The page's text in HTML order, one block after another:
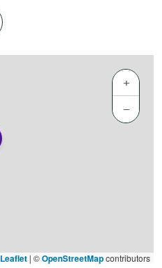
+
−
Leaflet | ©OpenStreetMapcontributors